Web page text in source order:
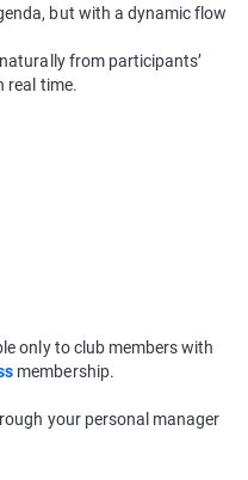
but with a dynamic flow
from participants’
real time.
only to club members with
membership.
your personal manager